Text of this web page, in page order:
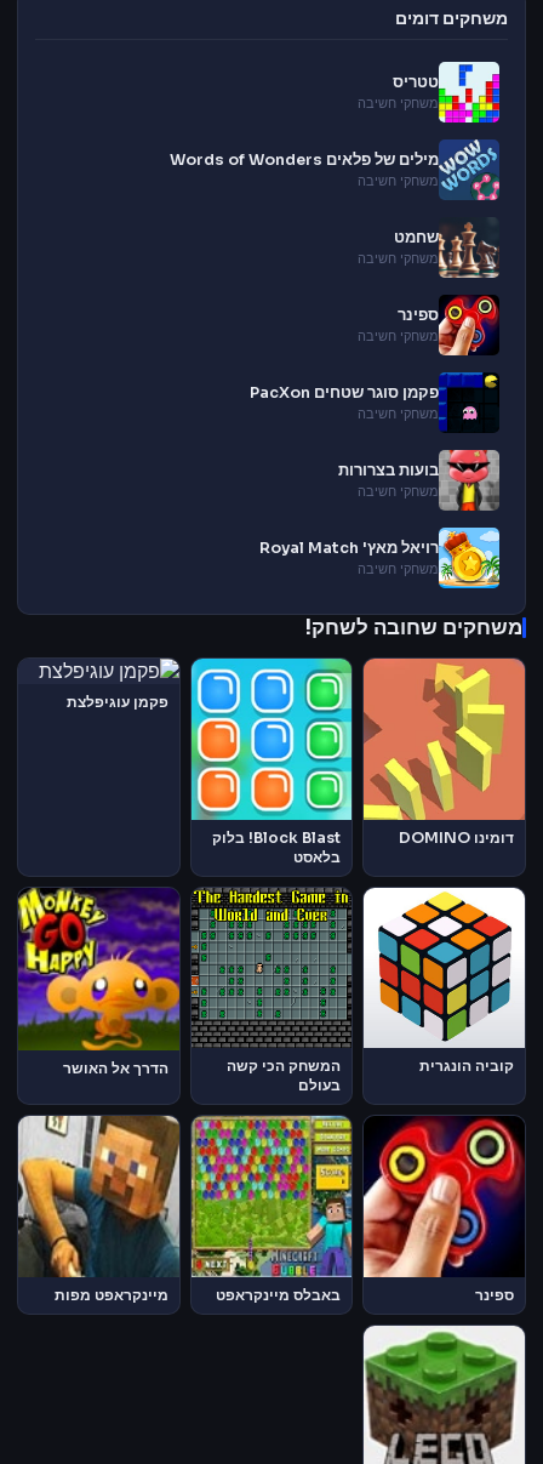
משחקים דומים
טטריס
משחקי חשיבה
מילים של פלאים Words of Wonders
משחקי חשיבה
שחמט
משחקי חשיבה
ספינר
משחקי חשיבה
פקמן סוגר שטחים PacXon
משחקי חשיבה
בועות בצרורות
משחקי חשיבה
רויאל מאץ' Royal Match
משחקי חשיבה
משחקים שחובה לשחק!
דומינו DOMINO
Block Blast! בלוק
בלאסט
פקמן עוגיפלצת
קוביה הונגרית
המשחק הכי קשה
בעולם
הדרך אל האושר
ספינר באבלס מיינקראפט מיינקראפט מפות